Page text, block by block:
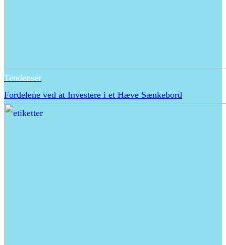
Tendenser
Fordelene ved at Investere i et Hæve Sænkebord